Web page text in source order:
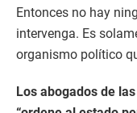
Entonces no hay
intervenga. Es
organismo político
Los abogados de